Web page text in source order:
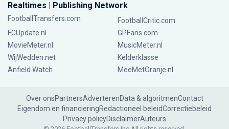
Realtimes | Publishing Network
FootballTransfers.com
FootballCritic.com
FCUpdate.nl
GPFans.com
MovieMeter.nl
MusicMeter.nl
WijWedden.net
Kelderklasse
Anfield Watch
MeeMetOranje.nl
Over onsPartnersAdverterenData & algoritmenContact
Eigendom en financieringRedactioneel beleidCorrectiebeleid
Privacy policyDisclaimerAuteurs